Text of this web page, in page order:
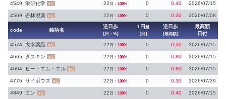
4549 栄研化学 東証 22 日： 100% 0 0.40 2026/07/15
4569 杏林製薬 東証 22 日： 100% 0 0.30 2026/07/08
code 銘柄名
逆日歩
【日：%】
1円 越
【回】
逆日歩
【最高額】
最高額
日付
4574 大幸薬品 東証 22 日： 100% 0 0.20 2026/07/15
4665 ダスキン 東証 22 日： 100% 0 0.80 2026/07/15
4694 ビー・エム・エル 東証 22 日： 100% 0 0.80 2026/07/15
4776 サイボウズ 東証 22 日： 100% 0 0.30 2026/07/29
4849 エン 東証 22 日： 100% 0 0.40 2026/07/15